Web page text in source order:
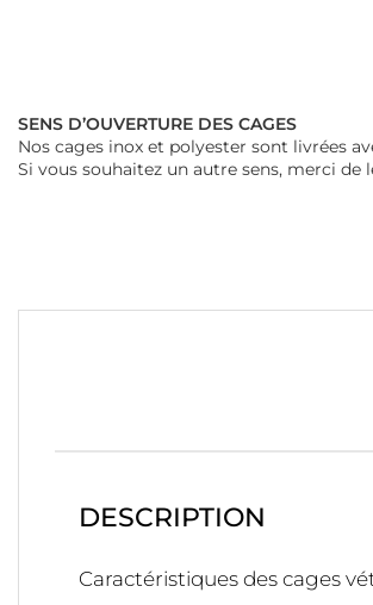
SENS D’OUVERTURE DES CAGES
Nos cages inox et polyester sont livrées
Si vous souhaitez un autre sens, merci de
DESCRIPTION
Caractéristiques des cages